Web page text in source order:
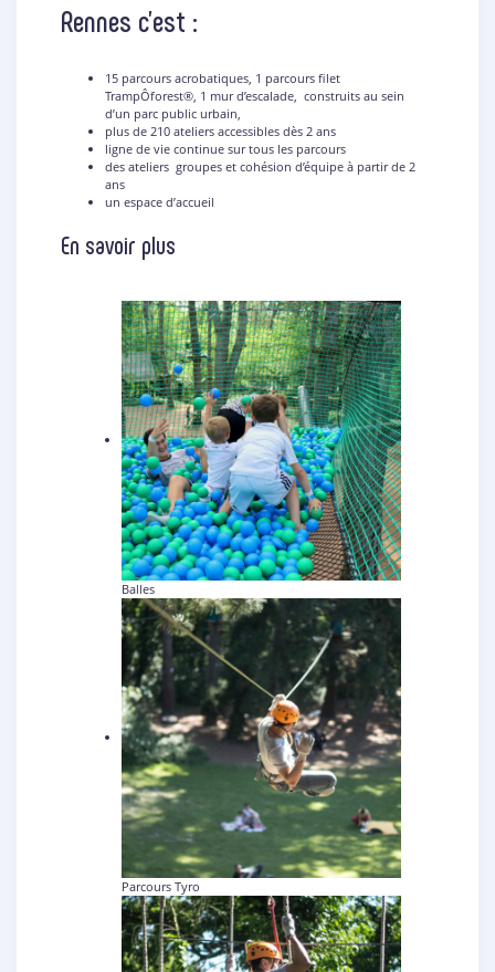
Rennes c’est :
15 parcours acrobatiques, 1 parcours filet
TrampÔforest®, 1 mur d’escalade, construits au sein
d’un parc public urbain,
plus de 210 ateliers accessibles dès 2 ans
ligne de vie continue sur tous les parcours
des ateliers groupes et cohésion d’équipe à partir de 2
ans
un espace d’accueil
En savoir plus
Balles
Parcours Tyro